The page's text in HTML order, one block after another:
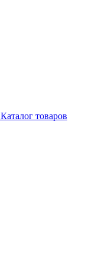
Каталог товаров